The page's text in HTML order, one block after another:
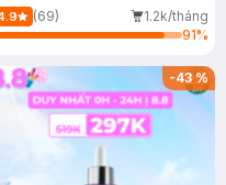
(69)
1.2k/tháng
91%
-43%